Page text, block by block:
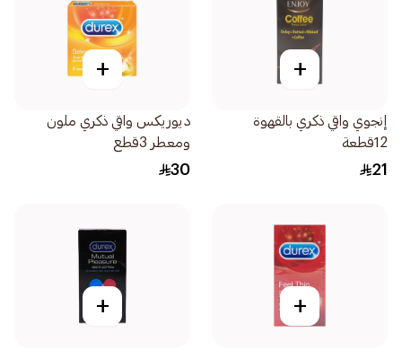
+
إنجوي واقي ذكري بالقهوة
12قطعة
21
+
ديوريكس واقي ذكري ملون
ومعطر 3قطع
30
+
+